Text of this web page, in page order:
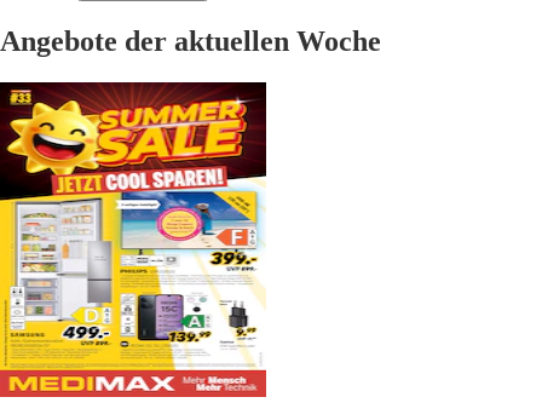
Angebote der aktuellen Woche